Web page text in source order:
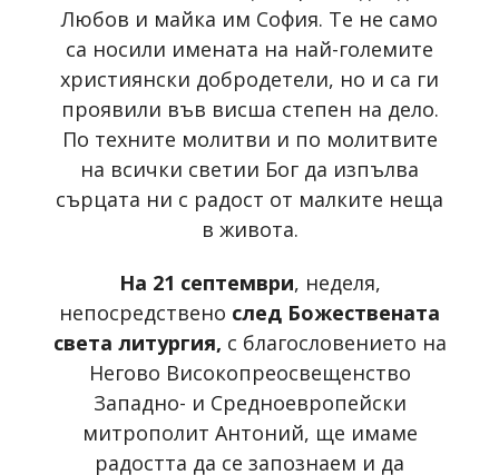
Любов и майка им София. Те не само
са носили имената на най-големите
християнски добродетели, но и са ги
проявили във висша степен на дело.
По техните молитви и по молитвите
на всички светии Бог да изпълва
сърцата ни с радост от малките неща
в живота.
На 21 септември, неделя,
непосредствено след Божествената
света литургия, с благословението на
Негово Високопреосвещенство
Западно- и Средноевропейски
митрополит Антоний, ще имаме
радостта да се запознаем и да